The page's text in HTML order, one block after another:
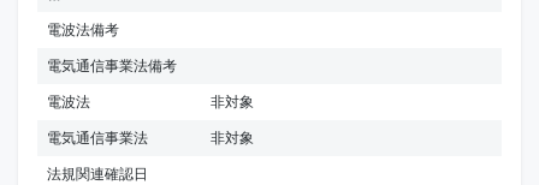
電波法備考
電気通信事業法備考
電波法
非対象
電気通信事業法
非対象
法規関連確認日